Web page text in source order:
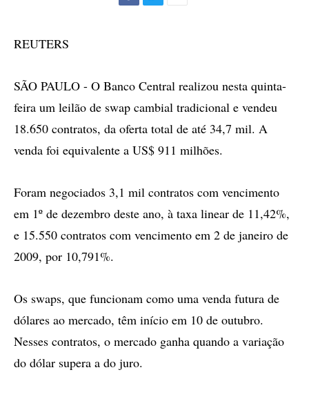
REUTERS
SÃO PAULO - O Banco Central realizou nesta quinta-
feira um leilão de swap cambial tradicional e vendeu
18.650 contratos, da oferta total de até 34,7 mil. A
venda foi equivalente a US$ 911 milhões.
Foram negociados 3,1 mil contratos com vencimento
em 1º de dezembro deste ano, à taxa linear de 11,42%,
e 15.550 contratos com vencimento em 2 de janeiro de
2009, por 10,791%.
Os swaps, que funcionam como uma venda futura de
dólares ao mercado, têm início em 10 de outubro.
Nesses contratos, o mercado ganha quando a variação
do dólar supera a do juro.